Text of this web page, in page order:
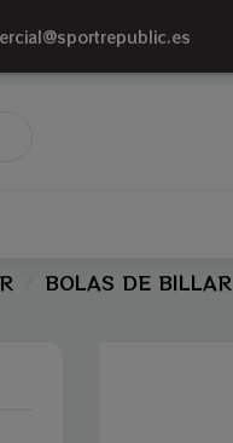
BOLAS DE BILLAR